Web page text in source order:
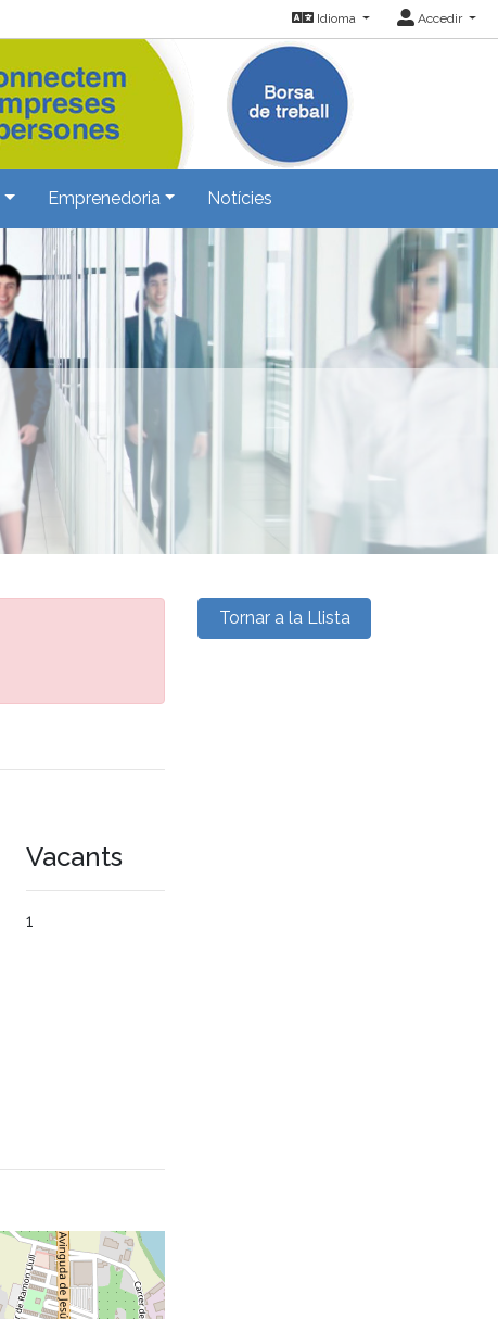
Idioma Accedir
Emprenedoria Notícies
Vacants
1
Tornar a la Llista